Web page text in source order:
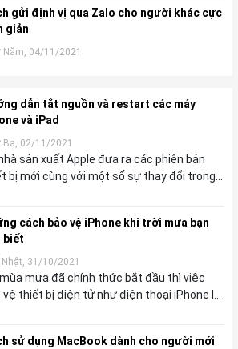
gửi định vị qua Zalo cho người khác cực
giản
Năm, 04/11/2021
dẫn tắt nguồn và restart các máy
và iPad
Ba, 02/11/2021
sản xuất Apple đưa ra các phiên bản
bị mới cùng với một số sự thay đổi trong
cách bảo vệ iPhone khi trời mưa bạn
biết
Nhật, 31/10/2021
mùa mưa đã chính thức bắt đầu thì việc
vệ thiết bị điện tử như điện thoại iPhone là
sử dụng MacBook dành cho người mới